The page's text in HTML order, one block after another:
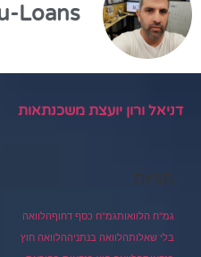
Loans
דניאל ורון יועצת משכנתאות
תגיות
גמ"ח הלוואותגמ"ח כסף דחוףהלוואה
בלי שאלותהלוואה בנתניההלוואה חוץ